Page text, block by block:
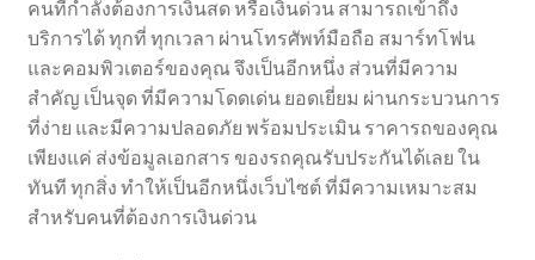
คนที่กำลังต้องการเงินสด หรือเงินด่วน สามารถเข้าถึง
บริการได้ ทุกที่ ทุกเวลา ผ่านโทรศัพท์มือถือ สมาร์ทโฟน
และคอมพิวเตอร์ของคุณ จึงเป็นอีกหนึ่ง ส่วนที่มีความ
สำคัญ เป็นจุด ที่มีความโดดเด่น ยอดเยี่ยม ผ่านกระบวนการ
ที่ง่าย และมีความปลอดภัย พร้อมประเมิน ราคารถของคุณ
เพียงแค่ ส่งข้อมูลเอกสาร ของรถคุณรับประกันได้เลย ใน
ทันที ทุกสิ่ง ทำให้เป็นอีกหนึ่งเว็บไซต์ ที่มีความเหมาะสม
สำหรับคนที่ต้องการเงินด่วน